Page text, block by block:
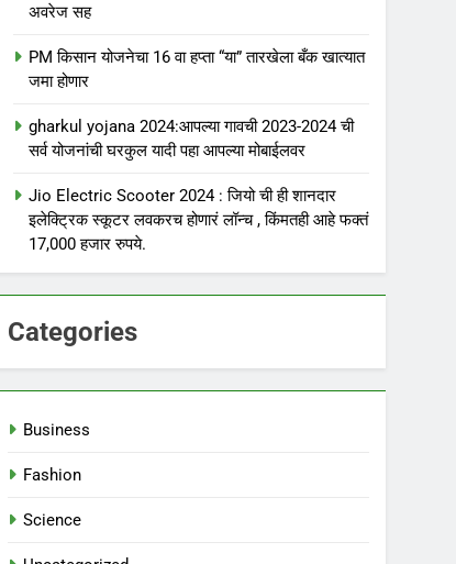
अवरेज सह
PM किसान योजनेचा 16 वा हप्ता “या” तारखेला बँक खात्यात
जमा होणार
gharkul yojana 2024:आपल्या गावची 2023-2024 ची
सर्व योजनांची घरकुल यादी पहा आपल्या मोबाईलवर
Jio Electric Scooter 2024 : जियो ची ही शानदार
इलेक्ट्रिक स्कूटर लवकरच होणारं लॉन्च , किंमतही आहे फक्तं
17,000 हजार रुपये.
Categories
Business
Fashion
Science